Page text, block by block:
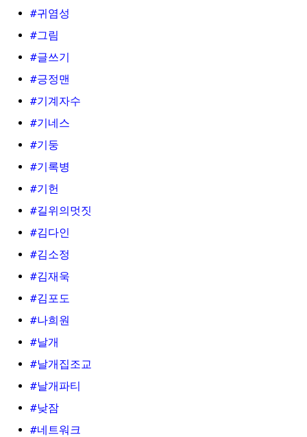
#귀염성
#그림
#글쓰기
#긍정맨
#기계자수
#기네스
#기둥
#기록병
#기헌
#길위의멋짓
#김다인
#김소정
#김재욱
#김포도
#나희원
#날개
#날개집조교
#날개파티
#낮잠
#네트워크